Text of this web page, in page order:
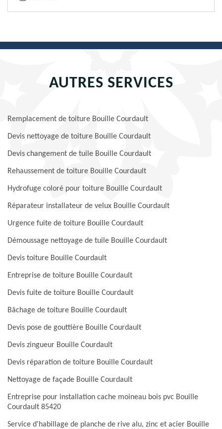
AUTRES SERVICES
Remplacement de toiture Bouille Courdault
Devis nettoyage de toiture Bouille Courdault
Devis changement de tuile Bouille Courdault
Rehaussement de toiture Bouille Courdault
Hydrofuge coloré pour toiture Bouille Courdault
Réparateur installateur de velux Bouille Courdault
Urgence fuite de toiture Bouille Courdault
Démoussage nettoyage de tuile Bouille Courdault
Devis toiture Bouille Courdault
Entreprise de toiture Bouille Courdault
Devis fuite de toiture Bouille Courdault
Bâchage de toiture Bouille Courdault
Devis pose de gouttière Bouille Courdault
Devis zingueur Bouille Courdault
Devis réparation de toiture Bouille Courdault
Nettoyage de façade Bouille Courdault
Entreprise pour installation cache moineau bois pvc Bouille
Courdault 85420
Service d'habillage de planche de rive alu, zinc et acier Bouille